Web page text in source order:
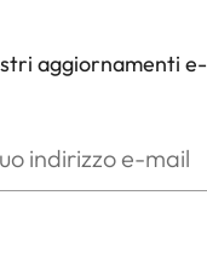
aggiornamenti